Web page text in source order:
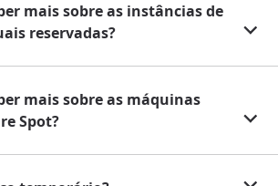
mais sobre as instâncias de
reservadas?
mais sobre as máquinas
Spot?